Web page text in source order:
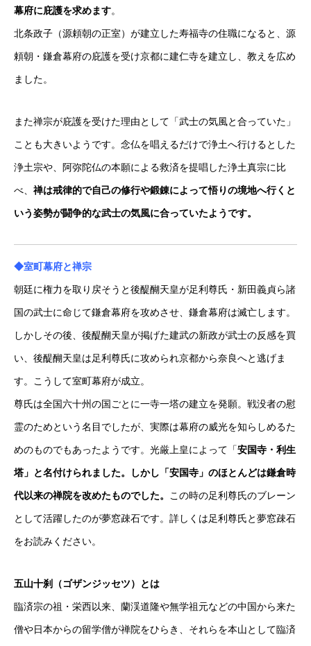
幕府に庇護を求めます。
北条政子（源頼朝の正室）が建立した寿福寺の住職になると、源
頼朝・鎌倉幕府の庇護を受け京都に建仁寺を建立し、教えを広め
ました。
また禅宗が庇護を受けた理由として「武士の気風と合っていた」
ことも大きいようです。念仏を唱えるだけで浄土へ行けるとした
浄土宗や、阿弥陀仏の本願による救済を提唱した浄土真宗に比
べ、 禅は戒律的で自己の修行や鍛錬によって悟りの境地へ行くと
いう姿勢が闘争的な武士の気風に合っていたようです。
◆室町幕府と禅宗
朝廷に権力を取り戻そうと後醍醐天皇が足利尊氏・新田義貞ら諸
国の武士に命じて鎌倉幕府を攻めさせ、鎌倉幕府は滅亡します。
しかしその後、後醍醐天皇が掲げた建武の新政が武士の反感を買
い、後醍醐天皇は足利尊氏に攻められ京都から奈良へと逃げま
す。こうして室町幕府が成立。
尊氏は全国六十州の国ごとに一寺一塔の建立を発願。戦没者の慰
霊のためという名目でしたが、実際は幕府の威光を知らしめるた
めのものでもあったようです。光厳上皇によって「安国寺・利生
塔」と名付けられました。しかし「安国寺」のほとんどは鎌倉時
代以来の禅院を改めたものでした。 この時の足利尊氏のブレーン
として活躍したのが夢窓疎石です。詳しくは足利尊氏と夢窓疎石
をお読みください。
五山十刹（ゴザンジッセツ）とは
臨済宗の祖・栄西以来、蘭渓道隆や無学祖元などの中国から来た
僧や日本からの留学僧が禅院をひらき、それらを本山として臨済